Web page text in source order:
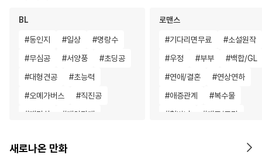
BL
#동인지 #일상 #명랑수
#무심공 #서양풍 #초딩공
#대형견공 #초능력
#오메가버스 #직진공
#페티쉬 #계약관계
#존댓말공
로맨스
#기다리면무료 #소설원작
#우정 #부부 #백합/GL
#연애/결혼 #연상연하
#애증관계 #복수물
#철벽녀 #개그/코믹
로맨스
새로나온 만화